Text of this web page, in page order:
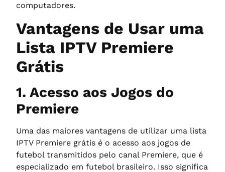
computadores.
Vantagens de Usar uma
Lista IPTV Premiere
Grátis
1. Acesso aos Jogos do
Premiere
Uma das maiores vantagens de utilizar uma lista
IPTV Premiere grátis é o acesso aos jogos de
futebol transmitidos pelo canal Premiere, que é
especializado em futebol brasileiro. Isso significa